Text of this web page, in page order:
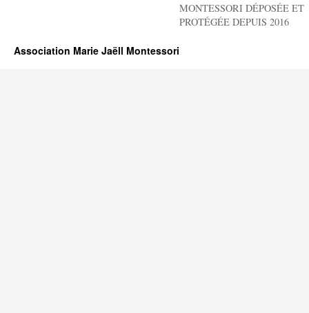
MONTESSORI DÉPOSÉE ET
PROTÉGÉE DEPUIS 2016
Association Marie Jaëll Montessori